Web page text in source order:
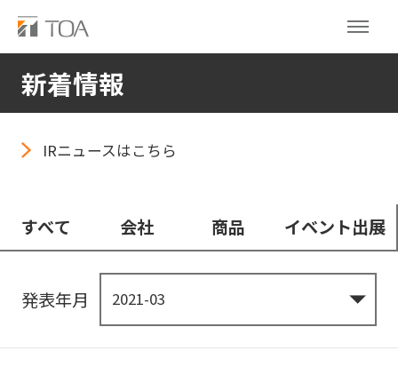
新着情報
IRニュースはこちら
すべて 会社 商品 イベント出展
発表年月